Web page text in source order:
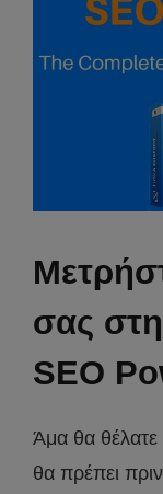
σας
SEO
Άμα θα θέλατε
θα πρέπει